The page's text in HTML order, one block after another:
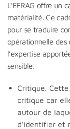
L’EFRAG offre un
matérialité. Ce
pour se traduire
opérationnelle des
l’expertise
sensible.
Critique.
critique car
autour de
d’identifier et